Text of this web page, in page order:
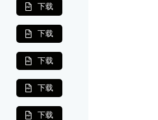
下载
下载
下载
下载
下载